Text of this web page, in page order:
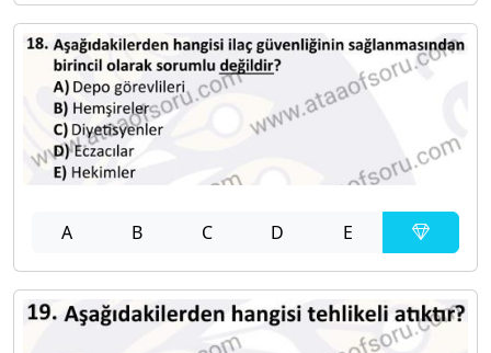
A B C D E